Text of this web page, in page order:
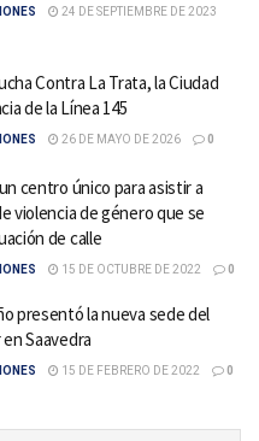
24 DE SEPTIEMBRE DE 2023
Contra La Trata, la Ciudad
de la Línea 145
26 DE MAYO DE 2026 0
centro único para asistir a
violencia de género que se
de calle
15 DE OCTUBRE DE 2022 0
presentó la nueva sede del
Saavedra
15 DE FEBRERO DE 2022 0